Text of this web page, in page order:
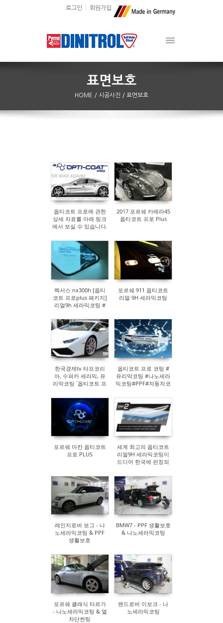
로그인 회원가입
HOME / 시공사진 / 표면보호
옵티코트 프로에 관한
상세 자료를 아래 링크
에서 보실 수 있습니다.
2017 포르쉐 카레라4S
옵티코트 프로 Plus
렉서스 nx300h [옵티
코트 프로plus 패키지]
리얼9h 세라믹코팅 #
#유리막코팅#신차코
팅
포르쉐 911 옵티코트
리얼 9H 세라믹코팅
한국경제tv 타프코리
아, 수퍼카 세라믹, 유
리막코팅 `옵티코트 프
지털뉴스팀 기자
옵티코트 프로 코팅 #
유리막코팅 #나노세라
믹코팅#PPF#자동차코
포르쉐 마칸 옵티코트
프로 PLUS
세계 최고의 옵티코트
리얼9H 세라믹코팅이
드디어 한국에 런칭되
레인지로버 보그 - 나
노세라믹코팅 & PPF
생활보호
BMW7 - PPF 생활보호
& 나노세라믹코팅
포르쉐 클래식 타르가
- 나노세라믹코팅 & 열
차단썬팅
랜드로버 이보크 - 나
노세라믹코팅
Sketchbook5, 스케치북5
Sketchbook5, 스케치북5
Sketchbook5, 스케치북5
Sketchbook5, 스케치북5